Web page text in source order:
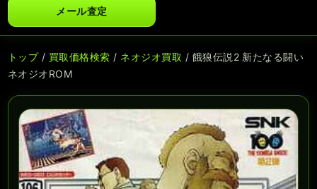
メール査定
トップ/ 買取価格検索 / ネオジオ買取 / 餓狼伝説2 新たなる闘い
ネオジオROM